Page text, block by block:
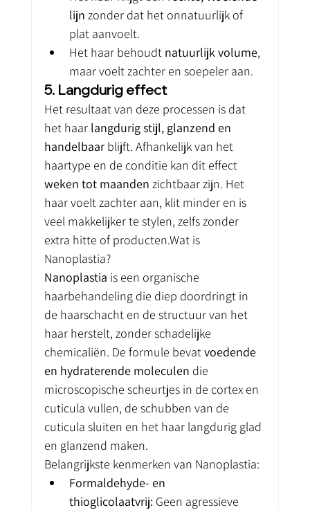
lijn zonder dat het onnatuurlijk of
plat aanvoelt.
Het haar behoudt natuurlijk volume,
maar voelt zachter en soepeler aan.
5. Langdurig effect
Het resultaat van deze processen is dat
het haar langdurig stijl, glanzend en
handelbaar blijft. Afhankelijk van het
haartype en de conditie kan dit effect
weken tot maanden zichtbaar zijn. Het
haar voelt zachter aan, klit minder en is
veel makkelijker te stylen, zelfs zonder
extra hitte of producten.Wat is
Nanoplastia?
Nanoplastia is een organische
haarbehandeling die diep doordringt in
de haarschacht en de structuur van het
haar herstelt, zonder schadelijke
chemicaliën. De formule bevat voedende
en hydraterende moleculen die
microscopische scheurtjes in de cortex en
cuticula vullen, de schubben van de
cuticula sluiten en het haar langdurig glad
en glanzend maken.
Belangrijkste kenmerken van Nanoplastia:
Formaldehyde- en
thioglicolaatvrij: Geen agressieve